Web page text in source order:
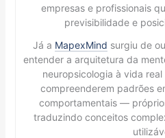
empresas e profissionais
previsibilidade e
Já a MapexMind surgiu de
entender a arquitetura da
neuropsicologia à vida
compreenderem padrões
comportamentais —
traduzindo conceitos